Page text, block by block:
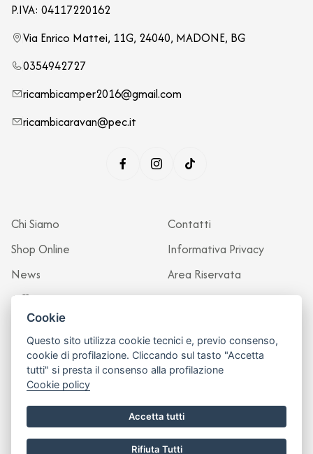
P.IVA: 04117220162
Via Enrico Mattei, 11G, 24040, MADONE, BG
0354942727
ricambicamper2016@gmail.com
ricambicaravan@pec.it
Chi Siamo
Shop Online
News
Officina
Contatti
Informativa Privacy
Area Riservata
Cookie
Questo sito utilizza cookie tecnici e, previo consenso,
cookie di profilazione. Cliccando sul tasto "Accetta
tutti" si presta il consenso alla profilazione
Cookie policy
Accetta tutti
Rifiuta Tutti